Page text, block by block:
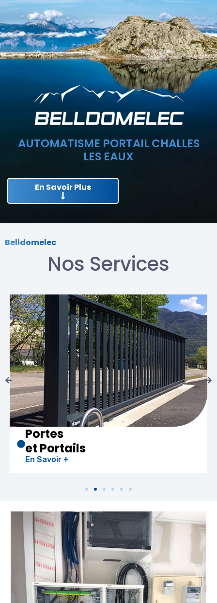
AUTOMATISME PORTAIL CHALLES
LES EAUX
En Savoir Plus
Belldomelec
Nos Services
Portes
et Portails
En Savoir +